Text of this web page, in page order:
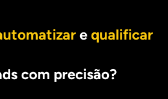
e qualificar
com precisão?